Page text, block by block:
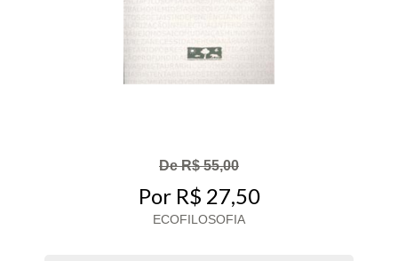
De R$ 55,00
Por R$ 27,50
ECOFILOSOFIA